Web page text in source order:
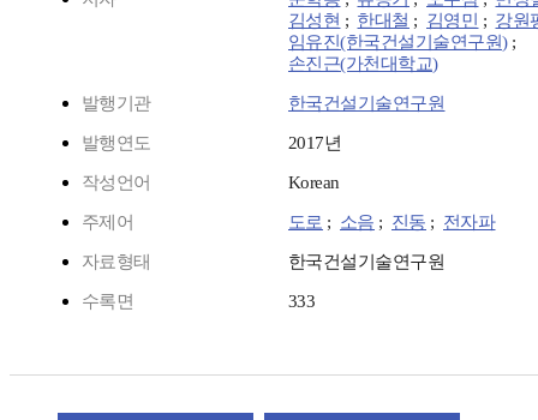
김성현 ; 한대철 ; 김영민 ; 강원
임유진(한국건설기술연구원) ;
손진근(가천대학교)
발행기관 한국건설기술연구원
발행연도 2017년
작성언어 Korean
주제어 도로 ; 소음 ; 진동 ; 전자파
자료형태 한국건설기술연구원
수록면 333